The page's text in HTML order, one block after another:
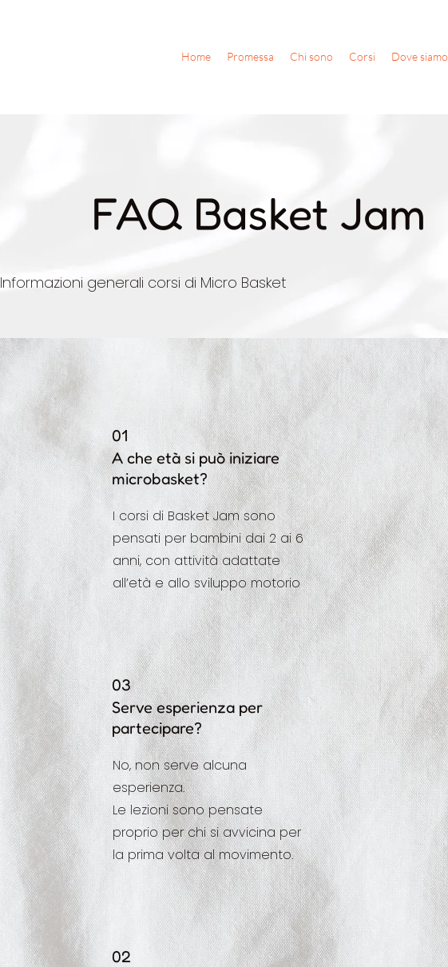
Home Promessa Chi sono Corsi Dove siamo
FAQ Basket Jam
Informazioni generali corsi di Micro Basket
01
A che età si può iniziare
microbasket?
I corsi di Basket Jam sono
pensati per bambini dai 2 ai 6
anni, con attività adattate
all’età e allo sviluppo motorio
03
Serve esperienza per
partecipare?
No, non serve alcuna
esperienza.
Le lezioni sono pensate
proprio per chi si avvicina per
la prima volta al movimento.
02